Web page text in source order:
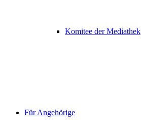
Komitee der Mediathek
Für Angehörige